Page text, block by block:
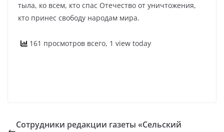
тыла, ко всем, кто спас Отечество от уничтожения,
кто принес свободу народам мира.
161 просмотров всего, 1 view today
Сотрудники редакции газеты «Сельский